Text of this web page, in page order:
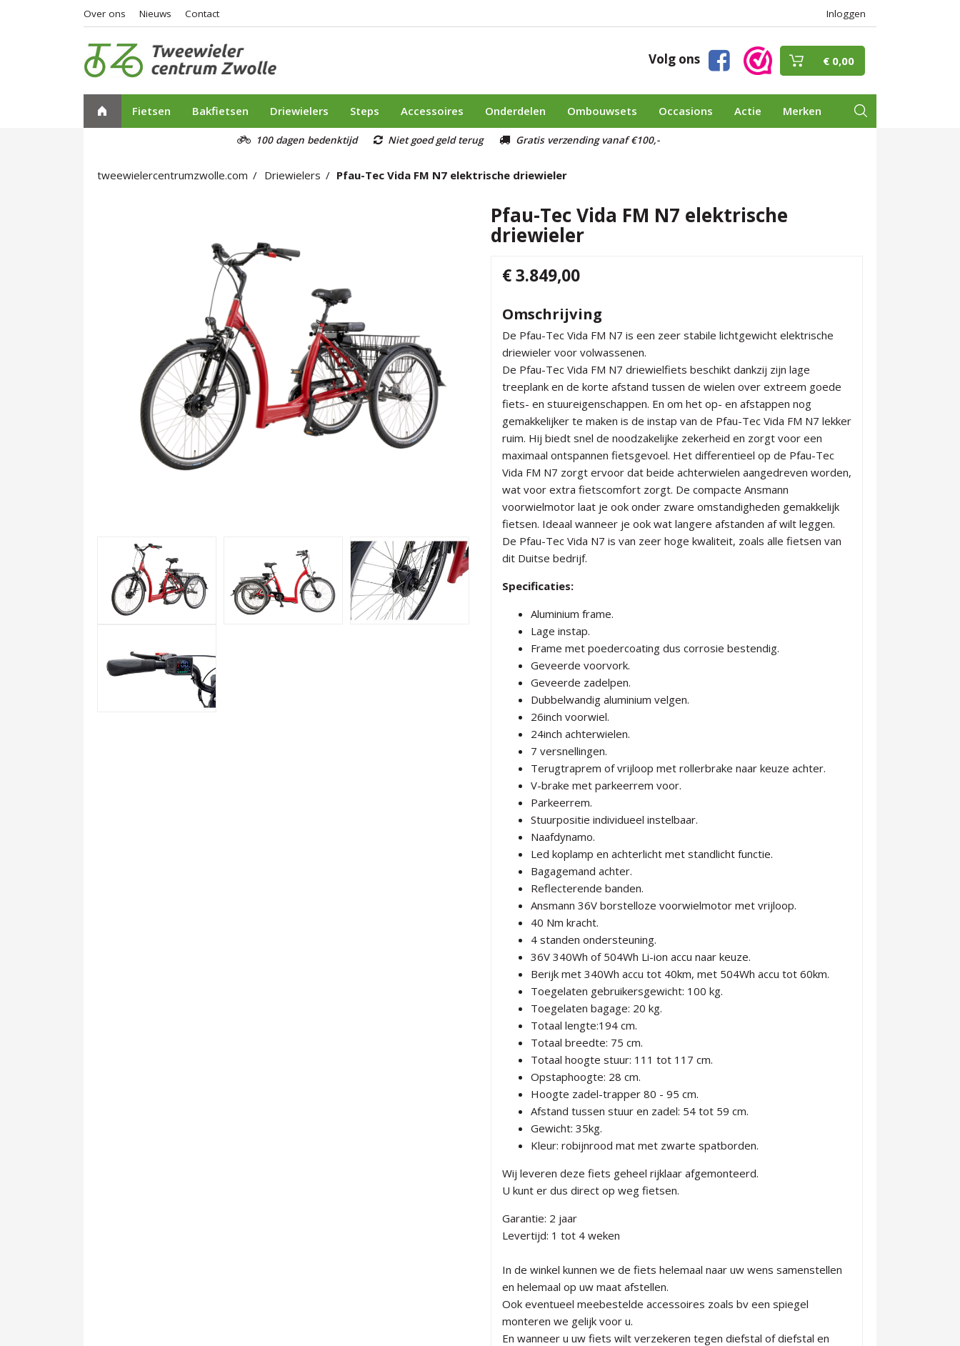
Over ons Nieuws Contact Inloggen
Volg ons € 0,00
Fietsen Bakfietsen Driewielers Steps Accessoires Onderdelen Ombouwsets Occasions Actie Merken
100 dagen bedenktijd Niet goed geld terug Gratis verzending vanaf €100,-
tweewielercentrumzwolle.com Driewielers Pfau-Tec Vida FM N7 elektrische driewieler
Pfau-Tec Vida FM N7 elektrische
driewieler
€ 3.849,00
Omschrijving
De Pfau-Tec Vida FM N7 is een zeer stabile lichtgewicht elektrische
driewieler voor volwassenen.
De Pfau-Tec Vida FM N7 driewielfiets beschikt dankzij zijn lage
treeplank en de korte afstand tussen de wielen over extreem goede
fiets- en stuureigenschappen. En om het op- en afstappen nog
gemakkelijker te maken is de instap van de Pfau-Tec Vida FM N7 lekker
ruim. Hij biedt snel de noodzakelijke zekerheid en zorgt voor een
maximaal ontspannen fietsgevoel. Het differentieel op de Pfau-Tec
Vida FM N7 zorgt ervoor dat beide achterwielen aangedreven worden,
wat voor extra fietscomfort zorgt. De compacte Ansmann
voorwielmotor laat je ook onder zware omstandigheden gemakkelijk
fietsen. Ideaal wanneer je ook wat langere afstanden af wilt leggen.
De Pfau-Tec Vida N7 is van zeer hoge kwaliteit, zoals alle fietsen van
dit Duitse bedrijf.
Specificaties:
Aluminium frame.
Lage instap.
Frame met poedercoating dus corrosie bestendig.
Geveerde voorvork.
Geveerde zadelpen.
Dubbelwandig aluminium velgen.
26inch voorwiel.
24inch achterwielen.
7 versnellingen.
Terugtraprem of vrijloop met rollerbrake naar keuze achter.
V-brake met parkeerrem voor.
Parkeerrem.
Stuurpositie individueel instelbaar.
Naafdynamo.
Led koplamp en achterlicht met standlicht functie.
Bagagemand achter.
Reflecterende banden.
Ansmann 36V borstelloze voorwielmotor met vrijloop.
40 Nm kracht.
4 standen ondersteuning.
36V 340Wh of 504Wh Li-ion accu naar keuze.
Berijk met 340Wh accu tot 40km, met 504Wh accu tot 60km.
Toegelaten gebruikersgewicht: 100 kg.
Toegelaten bagage: 20 kg.
Totaal lengte:194 cm.
Totaal breedte: 75 cm.
Totaal hoogte stuur: 111 tot 117 cm.
Opstaphoogte: 28 cm.
Hoogte zadel-trapper 80 - 95 cm.
Afstand tussen stuur en zadel: 54 tot 59 cm.
Gewicht: 35kg.
Kleur: robijnrood mat met zwarte spatborden.
Wij leveren deze fiets geheel rijklaar afgemonteerd.
U kunt er dus direct op weg fietsen.
Garantie: 2 jaar
Levertijd: 1 tot 4 weken
In de winkel kunnen we de fiets helemaal naar uw wens samenstellen
en helemaal op uw maat afstellen.
Ook eventueel meebestelde accessoires zoals bv een spiegel
monteren we gelijk voor u.
En wanneer u uw fiets wilt verzekeren tegen diefstal of diefstal en